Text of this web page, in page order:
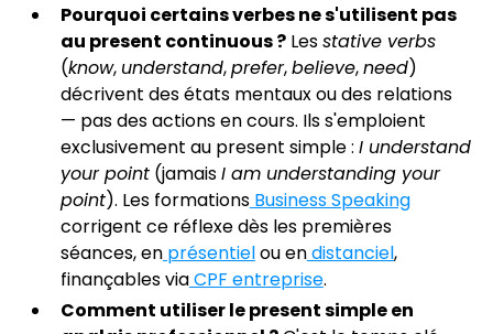
Pourquoi certains verbes ne s'utilisent pas
au present continuous ?Lesstative verbs
(know, understand,prefer,believe,need)
décrivent des états mentaux ou des relations
— pas des actions en cours. Ils s'emploient
exclusivement au present simple : I understand
your point(jamaisI am understanding your
point). Les formationsBusiness Speaking
corrigent ce réflexe dès les premières
séances, enprésentielou endistanciel,
finançables viaCPF entreprise.
Comment utiliser le present simple en